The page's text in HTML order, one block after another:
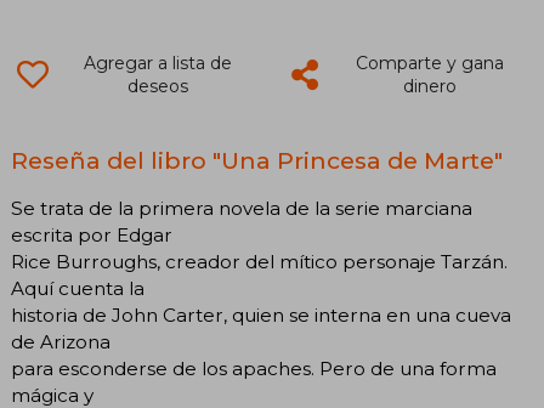
Agregar a lista de
deseos
Comparte y gana
dinero
Reseña del libro "Una Princesa de Marte"
Se trata de la primera novela de la serie marciana
escrita por Edgar
Rice Burroughs, creador del mítico personaje Tarzán.
Aquí cuenta la
historia de John Carter, quien se interna en una cueva
de Arizona
para esconderse de los apaches. Pero de una forma
mágica y